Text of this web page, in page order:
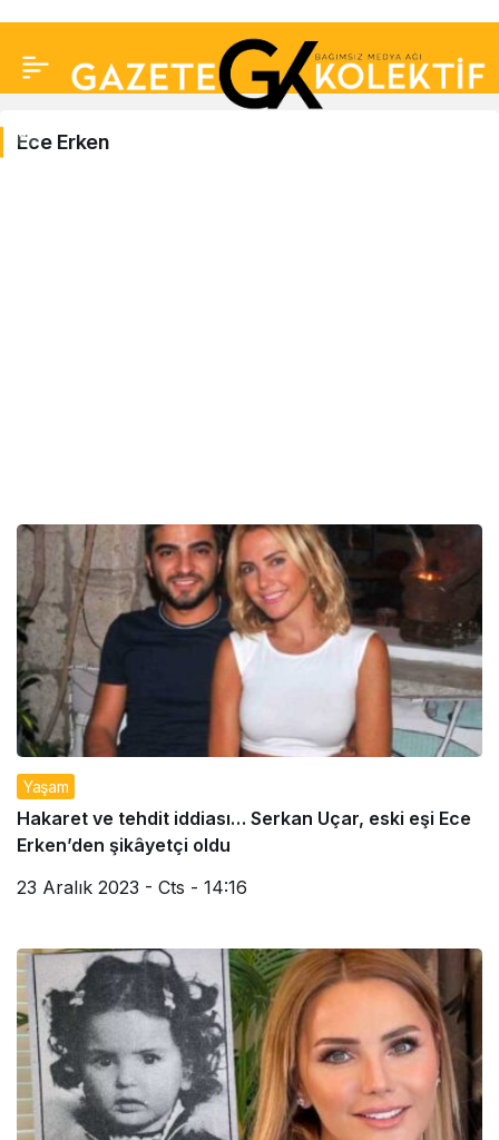
Ece
Ece Erken
Yaşam
Hakaret ve tehdit iddiası… Serkan Uçar, eski eşi Ece
Erken’den şikâyetçi oldu
23 Aralık 2023 - Cts - 14:16